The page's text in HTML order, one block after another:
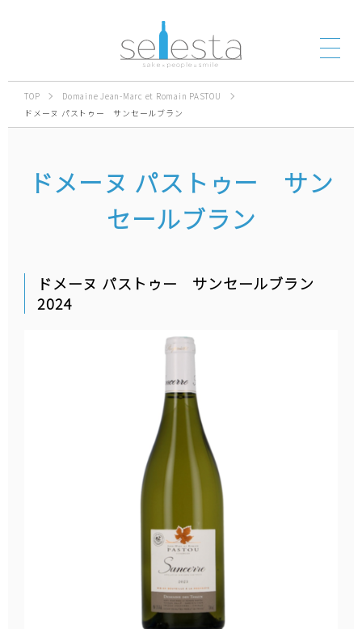
TOP
Domaine Jean-Marc et Romain PASTOU
ドメーヌ パストゥー サンセールブラン
ドメーヌ パストゥー サン
セールブラン
ドメーヌ パストゥー サンセールブラン
2024